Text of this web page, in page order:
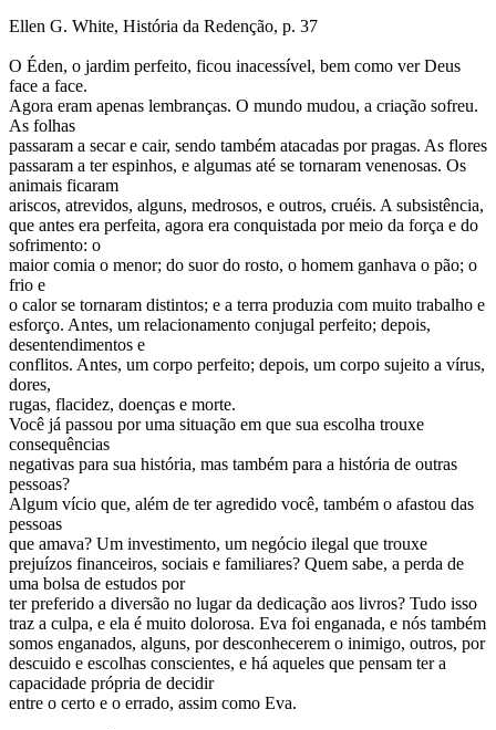
Ellen G. White, História da Redenção, p. 37
O Éden, o jardim perfeito, ficou inacessível, bem como ver Deus
face a face.
Agora eram apenas lembranças. O mundo mudou, a criação sofreu.
As folhas
passaram a secar e cair, sendo também atacadas por pragas. As flores
passaram a ter espinhos, e algumas até se tornaram venenosas. Os
animais ficaram
ariscos, atrevidos, alguns, medrosos, e outros, cruéis. A subsistência,
que antes era perfeita, agora era conquistada por meio da força e do
sofrimento: o
maior comia o menor; do suor do rosto, o homem ganhava o pão; o
frio e
o calor se tornaram distintos; e a terra produzia com muito trabalho e
esforço. Antes, um relacionamento conjugal perfeito; depois,
desentendimentos e
conflitos. Antes, um corpo perfeito; depois, um corpo sujeito a vírus,
dores,
rugas, flacidez, doenças e morte.
Você já passou por uma situação em que sua escolha trouxe
consequências
negativas para sua história, mas também para a história de outras
pessoas?
Algum vício que, além de ter agredido você, também o afastou das
pessoas
que amava? Um investimento, um negócio ilegal que trouxe
prejuízos financeiros, sociais e familiares? Quem sabe, a perda de
uma bolsa de estudos por
ter preferido a diversão no lugar da dedicação aos livros? Tudo isso
traz a culpa, e ela é muito dolorosa. Eva foi enganada, e nós também
somos enganados, alguns, por desconhecerem o inimigo, outros, por
descuido e escolhas conscientes, e há aqueles que pensam ter a
capacidade própria de decidir
entre o certo e o errado, assim como Eva.